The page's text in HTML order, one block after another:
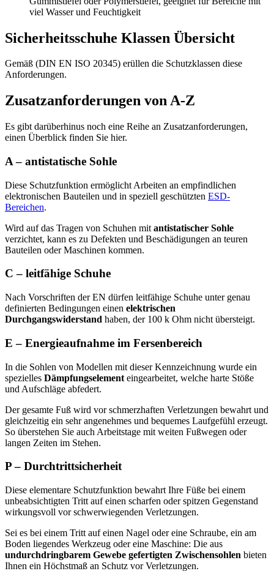
viel Wasser und Feuchtigkeit
Sicherheitsschuhe Klassen Übersicht
Gemäß (DIN EN ISO 20345) erüllen die Schutzklassen diese
Anforderungen.
Zusatzanforderungen von A-Z
Es gibt darüberhinus noch eine Reihe an Zusatzanforderungen,
einen Überblick finden Sie hier.
A – antistatische Sohle
Diese Schutzfunktion ermöglicht Arbeiten an empfindlichen
elektronischen Bauteilen und in speziell geschützten ESD-
Bereichen.
Wird auf das Tragen von Schuhen mit antistatischer Sohle
verzichtet, kann es zu Defekten und Beschädigungen an teuren
Bauteilen oder Maschinen kommen.
C – leitfähige Schuhe
Nach Vorschriften der EN dürfen leitfähige Schuhe unter genau
definierten Bedingungen einen elektrischen
Durchgangswiderstand haben, der 100 k Ohm nicht übersteigt.
E – Energieaufnahme im Fersenbereich
In die Sohlen von Modellen mit dieser Kennzeichnung wurde ein
spezielles Dämpfungselement eingearbeitet, welche harte Stöße
und Aufschläge abfedert.
Der gesamte Fuß wird vor schmerzhaften Verletzungen bewahrt und
gleichzeitig ein sehr angenehmes und bequemes Laufgefühl erzeugt.
So überstehen Sie auch Arbeitstage mit weiten Fußwegen oder
langen Zeiten im Stehen.
P – Durchtrittsicherheit
Diese elementare Schutzfunktion bewahrt Ihre Füße bei einem
unbeabsichtigten Tritt auf einen scharfen oder spitzen Gegenstand
wirkungsvoll vor schwerwiegenden Verletzungen.
Sei es bei einem Tritt auf einen Nagel oder eine Schraube, ein am
Boden liegendes Werkzeug oder eine Maschine: Die aus
undurchdringbarem Gewebe gefertigten Zwischensohlen bieten
Ihnen ein Höchstmaß an Schutz vor Verletzungen.